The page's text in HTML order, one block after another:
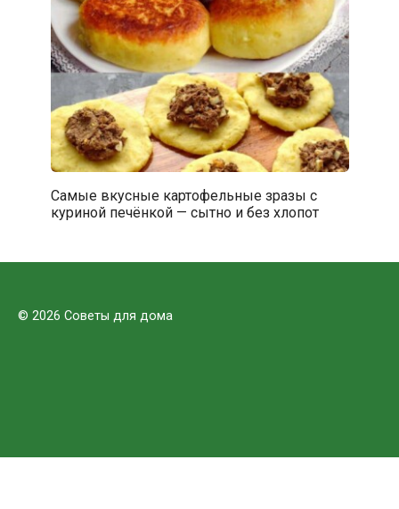
Самые вкусные картофельные зразы с
куриной печёнкой — сытно и без хлопот
© 2026 Советы для дома